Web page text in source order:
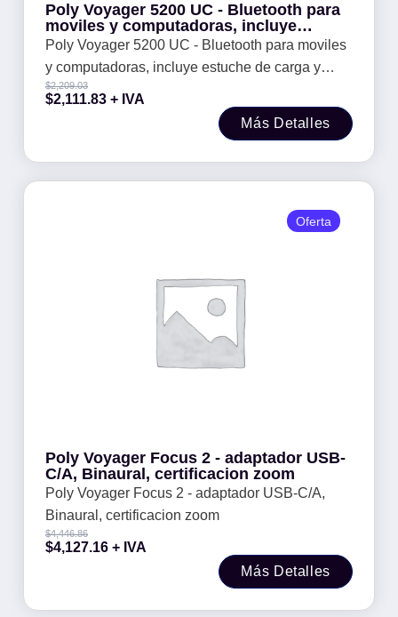
Poly Voyager 5200 UC - Bluetooth para
moviles y computadoras, incluye
estuche de carga y adaptador Bluetooth
Poly Voyager 5200 UC - Bluetooth para moviles
y computadoras, incluye estuche de carga y
adaptador Bluetooth
$2,209.03
$2,111.83 + IVA
Más Detalles
Poly Voyager Focus 2 - adaptador USB-
C/A, Binaural, certificacion zoom
Poly Voyager Focus 2 - adaptador USB-C/A,
Binaural, certificacion zoom
$4,446.86
$4,127.16 + IVA
Más Detalles
Oferta